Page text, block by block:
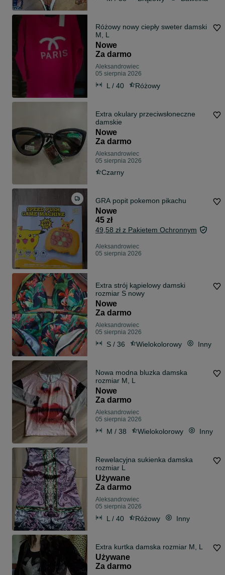
Różowy nowy ciepły sweter damski
M, L
Nowe
Za darmo
Aleksandrowiec
05 sierpnia 2026
L / 40 Różowy
Extra okulary przeciwsłoneczne
damskie
Nowe
Za darmo
Aleksandrowiec
05 sierpnia 2026
Czarny
GRA popit pokemon pikachu
Nowe
45 zł
49,58 zł z Pakietem Ochronnym
Aleksandrowiec
05 sierpnia 2026
Extra strój kąpielowy damski
rozmiar S nowy
Nowe
Za darmo
Aleksandrowiec
05 sierpnia 2026
S / 36 Wielokolorowy Inny
Nowa modna bluzka damska
rozmiar M, L
Nowe
Za darmo
Aleksandrowiec
05 sierpnia 2026
M / 38 Wielokolorowy Inny
Rewelacyjna sukienka damska
rozmiar L
Używane
Za darmo
Aleksandrowiec
05 sierpnia 2026
L / 40 Różowy Inny
Extra kurtka damska rozmiar M, L
Używane
Za darmo